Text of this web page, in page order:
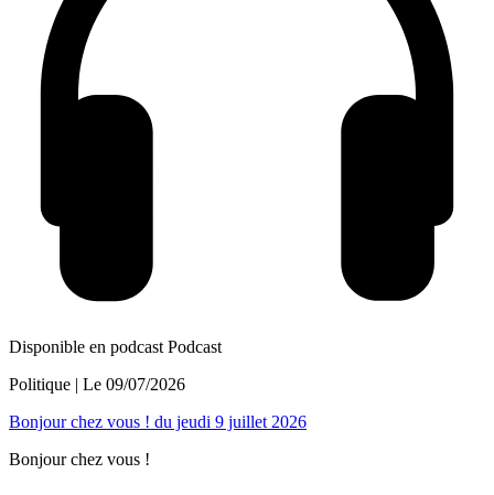
Disponible en podcast Podcast
Politique | Le 09/07/2026
Bonjour chez vous ! du jeudi 9 juillet 2026
Bonjour chez vous !